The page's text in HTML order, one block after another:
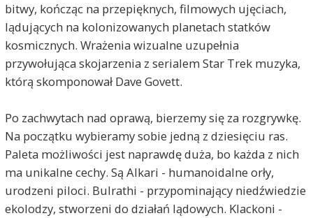
bitwy, kończąc na przepięknych, filmowych ujęciach,
lądujących na kolonizowanych planetach statków
kosmicznych. Wrażenia wizualne uzupełnia
przywołująca skojarzenia z serialem Star Trek muzyka,
którą skomponował Dave Govett.
Po zachwytach nad oprawą, bierzemy się za rozgrywkę.
Na początku wybieramy sobie jedną z dziesięciu ras.
Paleta możliwości jest naprawdę duża, bo każda z nich
ma unikalne cechy. Są Alkari - humanoidalne orły,
urodzeni piloci. Bulrathi - przypominający niedźwiedzie
ekolodzy, stworzeni do działań lądowych. Klackoni -